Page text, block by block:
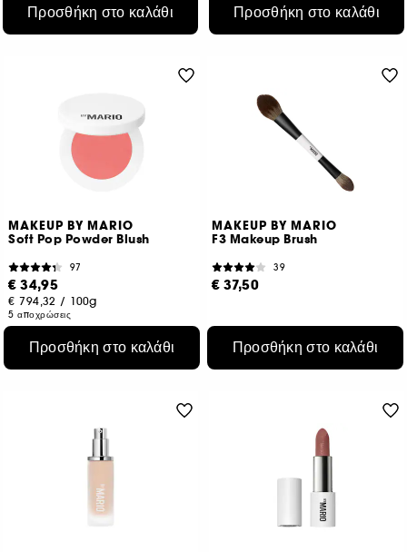
Προσθήκη στο καλάθι Προσθήκη στο καλάθι
MAKEUP BY MARIO
Soft Pop Powder Blush
97
€ 34,95
€ 794,32 / 100g
5 αποχρώσεις
Προσθήκη στο καλάθι
MAKEUP BY MARIO
F3 Makeup Brush
39
€ 37,50
Προσθήκη στο καλάθι